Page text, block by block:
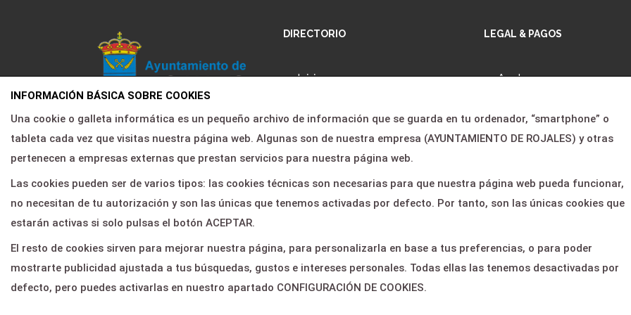
Agenda cultural de Rojales
DIRECTORIO
Inicio
Contacto
LEGAL & PAGOS
Ayuda
Política de privacidad
© 2026 Servientradas, All Right Reserved
INFORMACIÓN BÁSICA SOBRE COOKIES
Una cookie o galleta informática es un pequeño archivo de información que se guarda en tu ordenador, “smartphone” o
tableta cada vez que visitas nuestra página web. Algunas son de nuestra empresa (AYUNTAMIENTO DE ROJALES) y otras
pertenecen a empresas externas que prestan servicios para nuestra página web.
Las cookies pueden ser de varios tipos: las cookies técnicas son necesarias para que nuestra página web pueda funcionar,
no necesitan de tu autorización y son las únicas que tenemos activadas por defecto. Por tanto, son las únicas cookies que
estarán activas si solo pulsas el botón ACEPTAR.
El resto de cookies sirven para mejorar nuestra página, para personalizarla en base a tus preferencias, o para poder
mostrarte publicidad ajustada a tus búsquedas, gustos e intereses personales. Todas ellas las tenemos desactivadas por
defecto, pero puedes activarlas en nuestro apartado CONFIGURACIÓN DE COOKIES.